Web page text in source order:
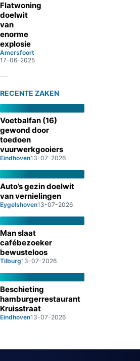
Flatwoning
doelwit
van
enorme
explosie
Amersfoort
17-06-2025
RECENTE ZAKEN
Voetbalfan (16)
gewond door
toedoen
vuurwerkgooiers
Eindhoven13-07-2026
Auto’s gezin doelwit
van vernielingen
Eygelshoven13-07-2026
Man slaat
cafébezoeker
bewusteloos
Tilburg13-07-2026
Beschieting
hamburgerrestaurant
Kruisstraat
Eindhoven13-07-2026